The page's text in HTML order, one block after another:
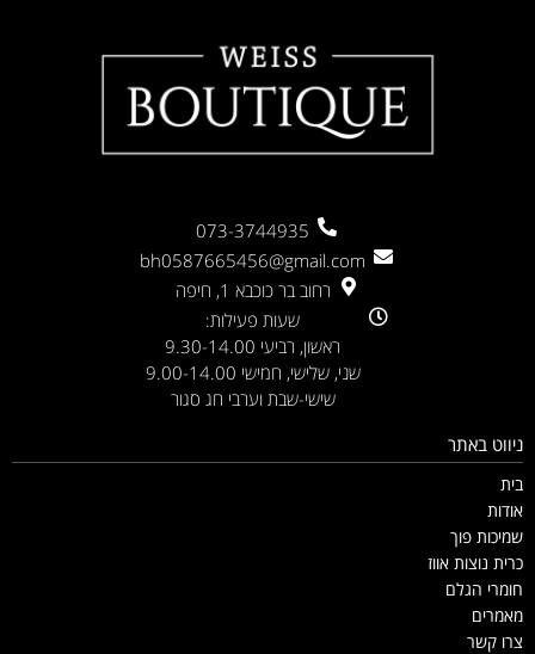
073-3744935
bh0587665456@gmail.com
רחוב בר כוכבא 1, חיפה
שעות פעילות:
ראשון, רביעי 9.30-14.00
שני, שלישי, חמישי 9.00-14.00
שישי-שבת וערבי חג סגור
ניווט באתר
בית
אודות
שמיכות פוך
כרית נוצות אווז
חומרי הגלם
מאמרים
צרו קשר